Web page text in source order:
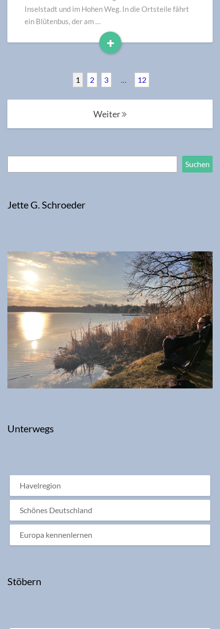
Inselstadt und im Hohen Weg. In die Ortsteile fährt
ein Blütenbus, der am …
+
Read
1 2 3 12
Weiter
Suchen
Jette G. Schroeder
Unterwegs
Havelregion
Schönes Deutschland
Europa kennenlernen
Stöbern